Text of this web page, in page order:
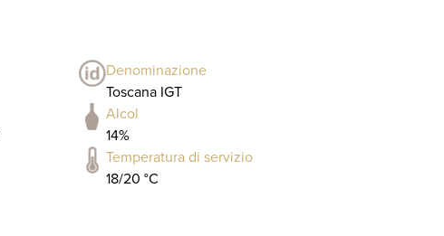
Denominazione
Toscana IGT
Alcol
14%
Temperatura di servizio
18/20 °C